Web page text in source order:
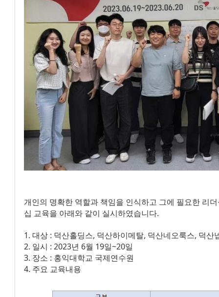
개인의 명확한 역할과 책임을 인식하고 그에 필요한 리
십 교육을 아래와 같이 실시하였습니다.
1. 대상 : 덕산홀딩스, 덕산하이메탈, 덕산네오룩스, 덕
2. 일시 : 2023년 6월 19일~20일
3. 장소 : 홍익대학교 국제연수원
4. 주요 교육내용